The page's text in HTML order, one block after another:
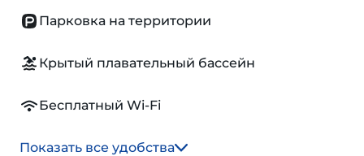
Парковка на территории
Крытый плавательный бассейн
Бесплатный Wi-Fi
Показать все удобства